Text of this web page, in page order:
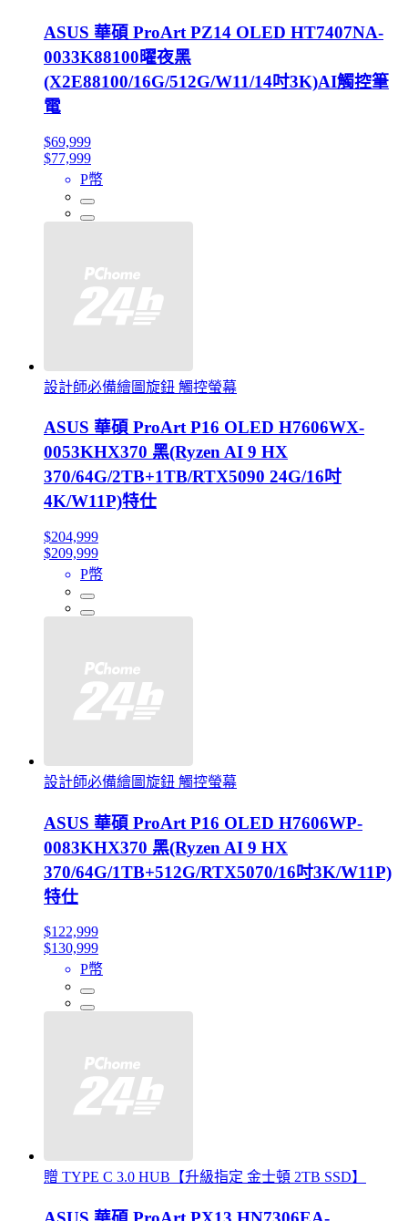
ASUS 華碩 ProArt PZ14 OLED HT7407NA-
0033K88100曜夜黑
(X2E88100/16G/512G/W11/14吋3K)AI觸控筆
電
$69,999
$77,999
P幣
設計師必備繪圖旋鈕 觸控螢幕
ASUS 華碩 ProArt P16 OLED H7606WX-
0053KHX370 黑(Ryzen AI 9 HX
370/64G/2TB+1TB/RTX5090 24G/16吋
4K/W11P)特仕
$204,999
$209,999
P幣
設計師必備繪圖旋鈕 觸控螢幕
ASUS 華碩 ProArt P16 OLED H7606WP-
0083KHX370 黑(Ryzen AI 9 HX
370/64G/1TB+512G/RTX5070/16吋3K/W11P)
特仕
$122,999
$130,999
P幣
贈 TYPE C 3.0 HUB【升級指定 金士頓 2TB SSD】